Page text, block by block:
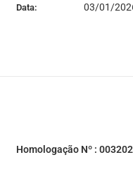
Data: 03/01/
Homologação Nº :